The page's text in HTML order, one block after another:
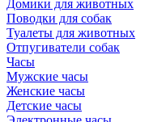
Домики для животных
Поводки для собак
Туалеты для животных
Отпугиватели собак
Часы
Мужские часы
Женские часы
Детские часы